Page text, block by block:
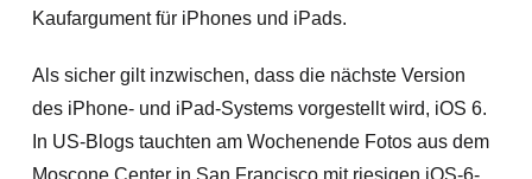
Kaufargument für iPhones und iPads.
Als sicher gilt inzwischen, dass die nächste Version
des iPhone- und iPad-Systems vorgestellt wird, iOS 6.
In US-Blogs tauchten am Wochenende Fotos aus dem
Moscone Center in San Francisco mit riesigen iOS-6-